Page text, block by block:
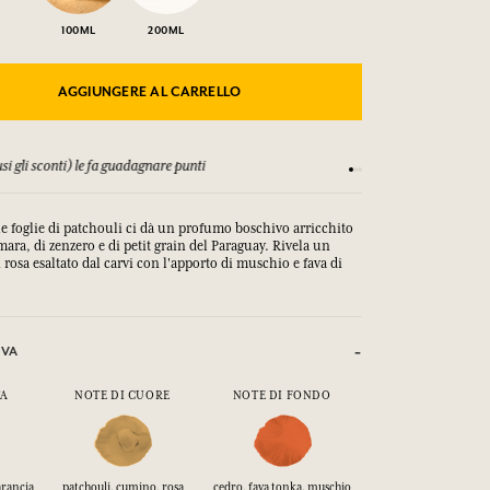
100ML 200ML
AGGIUNGERE AL CARRELLO
gli sconti) le fa guadagnare punti
foglie di patchouli ci dà un profumo boschivo arricchito
di zenzero e di petit grain del Paraguay. Rivela un
esaltato dal carvi con l'apporto di muschio e fava di
NOTE DI CUORE NOTE DI FONDO
patchouli, cumino, rosa cedro, fava tonka, muschio